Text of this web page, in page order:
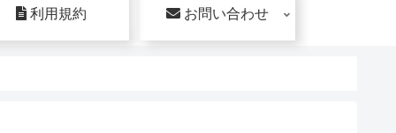
利用規約 お問い合わせ